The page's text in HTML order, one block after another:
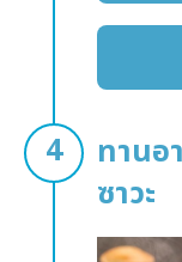
อักษรคำว่
“บิ” มาจ
สุวรรณเ
บุกโจมตี
พระอจลน
เพราะเข
ทานอ
ซาวะ